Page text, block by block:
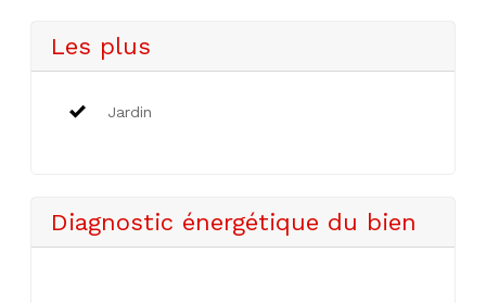
Les plus
Jardin
Diagnostic énergétique du bien